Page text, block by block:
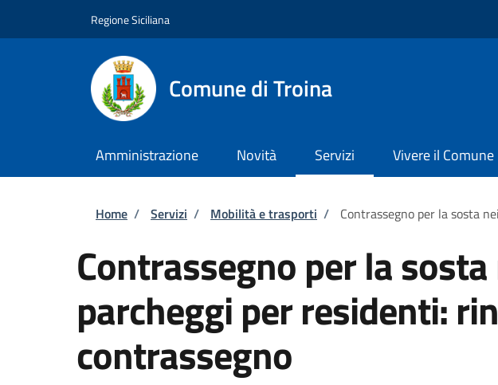
Regione Siciliana
Comune di Troina
Amministrazione Novità Servizi Vivere il Comune
Briciole di pane
Home / Servizi / Mobilità e trasporti / Contrassegno per la sosta
Contrassegno per la
parcheggi per residenti:
contrassegno